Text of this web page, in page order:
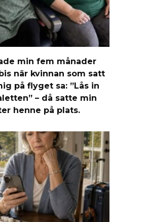
min fem månader
när kvinnan som satt
på flyget sa: ”Lås in
– då satte min
henne på plats.